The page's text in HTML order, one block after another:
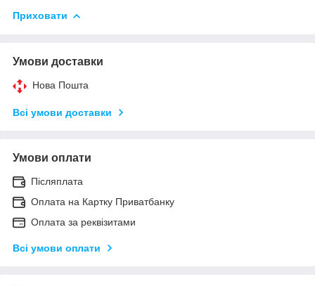
Приховати
Умови доставки
Нова Пошта
Всі умови доставки
Умови оплати
Післяплата
Оплата на Картку Приватбанку
Оплата за реквізитами
Всі умови оплати